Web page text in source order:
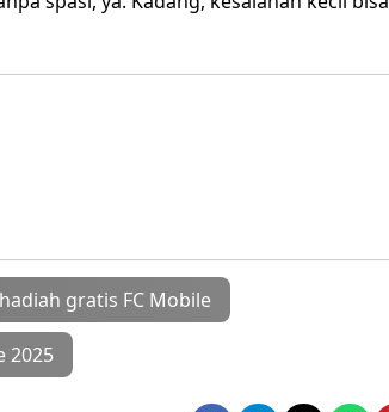
hadiah gratis FC Mobile
2025